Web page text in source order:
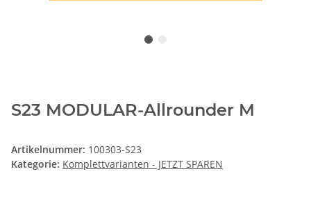
S23 MODULAR-Allrounder M
Artikelnummer: 100303-S23
Kategorie: Komplettvarianten - JETZT SPAREN